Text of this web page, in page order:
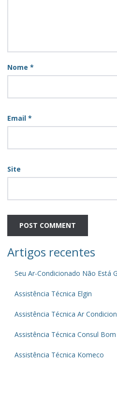
Nome *
Email *
Site
Artigos recentes
Seu Ar-Condicionado Não Está
Assistência Técnica Elgin
Assistência Técnica Ar
Assistência Técnica Consul
Assistência Técnica Komeco